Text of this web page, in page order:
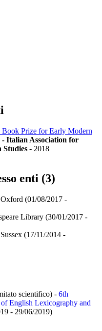
Book Prize for Early Modern
- Italian Association for
Studies - 2018
enti (3)
(01/08/2017 -
Library (30/01/2017 -
(17/11/2014 -
scientifico) - 6th
English Lexicography and
- 29/06/2019)